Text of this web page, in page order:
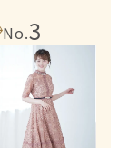
No.3